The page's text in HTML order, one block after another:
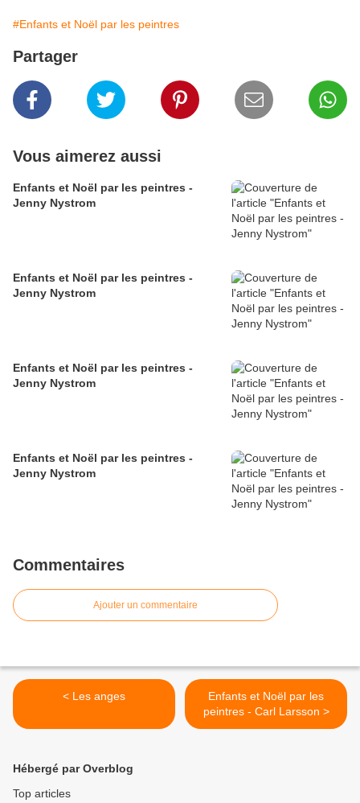
#Enfants et Noël par les peintres
Partager
Vous aimerez aussi
Enfants et Noël par les peintres -
Jenny Nystrom
Enfants et Noël par les peintres -
Jenny Nystrom
Enfants et Noël par les peintres -
Jenny Nystrom
Enfants et Noël par les peintres -
Jenny Nystrom
Commentaires
Ajouter un commentaire
< Les anges
Enfants et Noël par les
peintres - Carl Larsson >
Hébergé par Overblog
Top articles